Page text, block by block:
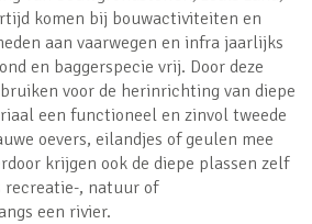
komen bij bouwactiviteiten en
aan vaarwegen en infra jaarlijks
en baggerspecie vrij. Door deze
voor de herinrichting van diepe
een functioneel en zinvol tweede
oevers, eilandjes of geulen mee
krijgen ook de diepe plassen zelf
recreatie-, natuur of
een rivier.